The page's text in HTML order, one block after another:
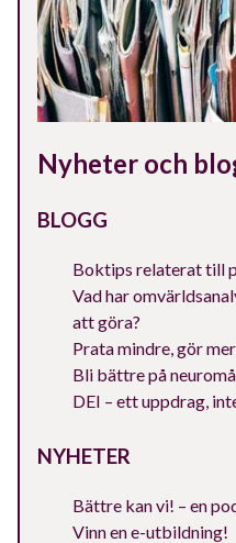
Nyheter och
BLOGG
Boktips relaterat till
Vad har
att göra?
Prata mindre, gör
Bli bättre på
DEI – ett uppdrag,
NYHETER
Bättre kan vi! – en
Vinn en e-utbildning!